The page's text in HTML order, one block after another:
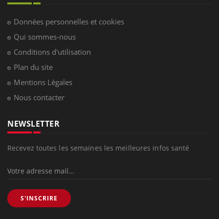
Données personnelles et cookies
Qui sommes-nous
Conditions d'utilisation
Plan du site
Mentions Légales
Nous contacter
NEWSLETTER
Recevez toutes les semaines les meilleures infos santé
S'INSCRIRE